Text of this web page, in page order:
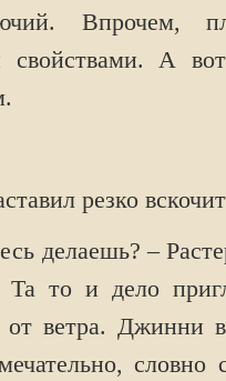
Впрочем,
свойствами. А
резко
делаешь? –
Та то и дело
от ветра. Джинни